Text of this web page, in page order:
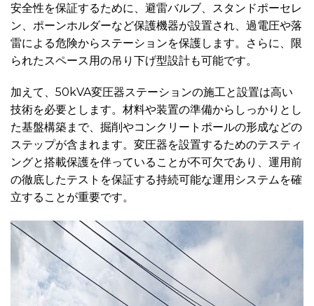
安全性を保証するために、避雷バルブ、スタンドポーセレ
ン、ポーンホルダーなど保護機器が設置され、過電圧や落
雷による危険からステーションを保護します。さらに、限
られたスペース用の吊り下げ型設計も可能です。
加えて、50kVA変圧器ステーションの施工と設置は高い
技術を必要とします。材料や装置の準備からしっかりとし
た基盤構築まで、掘削やコンクリートポールの形成などの
ステップが含まれます。変圧器を設置するためのテスティ
ングと搭載保護を伴っていることが不可欠であり、運用前
の徹底したテストを保証する持続可能な運用システムを確
立することが重要です。